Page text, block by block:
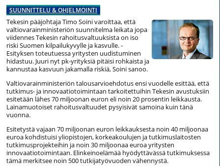
SUUNNITTELU & OHJELMOINTI
Tekesin pääjohtaja Timo Soini varoittaa, että
valtiovarainministeriön suunnitelma leikata jopa
viidennes Tekesin rahoitusvaltuuksista on iso
riski Suomen kilpailukyvylle ja kasvulle.-
Esityksen toteutuessa yritysten uudistuminen
hidastuu. Juuri nyt pk-yrityksiä pitäisi rohkaista ja
kannustaa kasvuun jakamalla riskiä, Soini sanoo.
Valtiovarainministeriön talousarvioehdotus ensi vuodelle esittää, että
tutkimus- ja innovaatiotoimintaan tarkoitettuihin Tekesin avustuksiin
esitetään lähes 70 miljoonan euron eli noin 20 prosentin leikkausta.
Lainamuotoiset rahoitusvaltuudet pysyisivät samoina kuin tänä
vuonna.
Esitetystä vajaan 70 miljoonan euron leikkauksesta noin 40 miljoonaa
euroa kohdistuisi yliopistojen, korkeakoulujen ja tutkimuslaitosten
tutkimusprojekteihin ja noin 30 miljoonaa euroa yritysten
innovaatiotoimintaan. Elinkeinoelämää hyödyttävässä tutkimuksessa
tämä merkitsee noin 500 tutkijatyövuoden vähennystä.